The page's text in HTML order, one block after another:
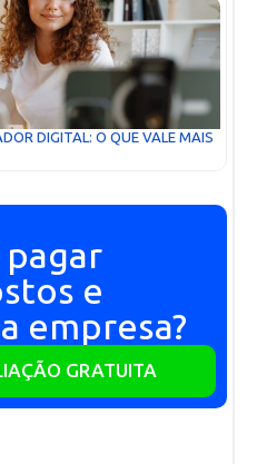
DIGITAL: O QUE VALE MAIS
e
empresa?
GRATUITA